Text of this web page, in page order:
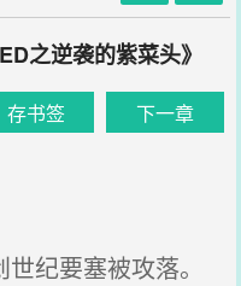
之逆袭的紫菜头》
存书签 下一章
纪要塞被攻落。